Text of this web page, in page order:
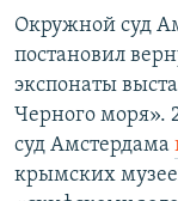
Окружной суд
постановил
экспонаты
Черного моря».
суд Амстердама
крымских